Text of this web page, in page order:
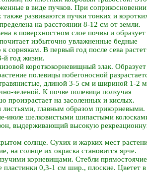
в виде пучков. При соприкосновении
развиваются пучки тонких и
на расстоянии 8-12 см от земли.
в поверхностном слое почвы и образует
избыточно увлажненные бедные
сорнякам. В первый год после сева растет
й год жизни.
короткокорневищный злак. Образует
полевицы побегоносной
длиной 3-5 см и шириной 1-2
зеленой. К почве полевица ползучая
произрастает на засоленных и кислых.
главным образом прикорневыми.
июле шелковистыми шипастыми
выдерживающий высокую
солнце. Сухих и жарких мест
на солнце их окраска становится ярче.
корневищами. Стебли
0,3-1 см шир., плоские. Цветет в